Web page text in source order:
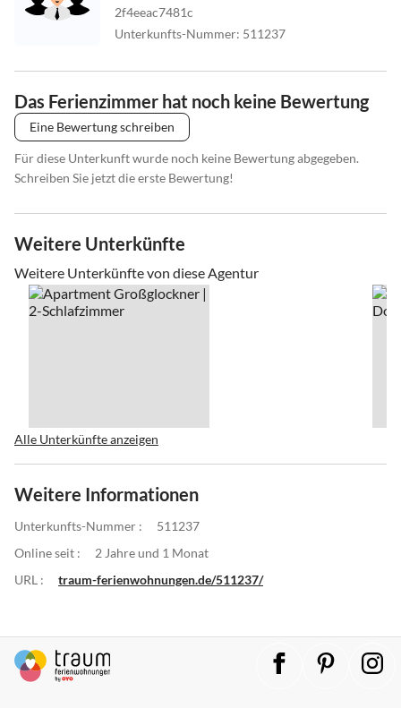
2f4eeac7481c
Unterkunfts-Nummer: 511237
Das Ferienzimmer hat noch keine Bewertung
Eine Bewertung schreiben
Für diese Unterkunft wurde noch keine Bewertung abgegeben.
Schreiben Sie jetzt die erste Bewertung!
Weitere Unterkünfte
Weitere Unterkünfte von diese Agentur
Alle Unterkünfte anzeigen
Weitere Informationen
Unterkunfts-Nummer :
511237
Online seit :
2 Jahre und 1 Monat
URL :
traum-ferienwohnungen.de/511237/